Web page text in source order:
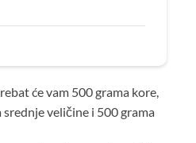
će vam 500 grama kore,
veličine i 500 grama